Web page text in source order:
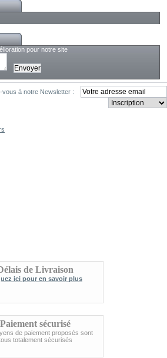
pour notre site
vous à notre Newsletter :
de Livraison
ici pour en savoir plus
Paiement sécurisé
de paiement proposés sont
totalement sécurisés